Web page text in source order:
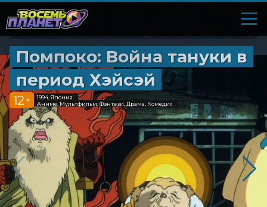
Помпоко: Война тануки в
период Хэйсэй
12 +
1994, Япония
Аниме, Мультфильм, Фэнтези, Драма, Комедия